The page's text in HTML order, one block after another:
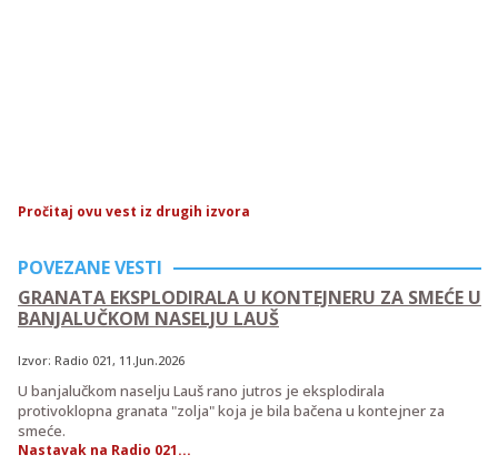
Pročitaj ovu vest iz drugih izvora
POVEZANE VESTI
GRANATA EKSPLODIRALA U KONTEJNERU ZA SMEĆE U
BANJALUČKOM NASELJU LAUŠ
Izvor: Radio 021 , 11.Jun.2026
U banjalučkom naselju Lauš rano jutros je eksplodirala
protivoklopna granata "zolja" koja je bila bačena u kontejner za
smeće.
Nastavak na Radio 021...